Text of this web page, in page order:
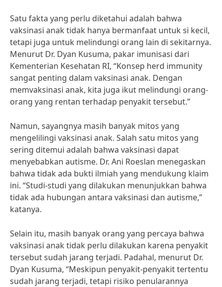
Satu fakta yang perlu diketahui adalah bahwa
vaksinasi anak tidak hanya bermanfaat untuk si kecil,
tetapi juga untuk melindungi orang lain di sekitarnya.
Menurut Dr. Dyan Kusuma, pakar imunisasi dari
Kementerian Kesehatan RI, “Konsep herd immunity
sangat penting dalam vaksinasi anak. Dengan
memvaksinasi anak, kita juga ikut melindungi orang-
orang yang rentan terhadap penyakit tersebut.”
Namun, sayangnya masih banyak mitos yang
mengelilingi vaksinasi anak. Salah satu mitos yang
sering ditemui adalah bahwa vaksinasi dapat
menyebabkan autisme. Dr. Ani Roeslan menegaskan
bahwa tidak ada bukti ilmiah yang mendukung klaim
ini. “Studi-studi yang dilakukan menunjukkan bahwa
tidak ada hubungan antara vaksinasi dan autisme,”
katanya.
Selain itu, masih banyak orang yang percaya bahwa
vaksinasi anak tidak perlu dilakukan karena penyakit
tersebut sudah jarang terjadi. Padahal, menurut Dr.
Dyan Kusuma, “Meskipun penyakit-penyakit tertentu
sudah jarang terjadi, tetapi risiko penularannya